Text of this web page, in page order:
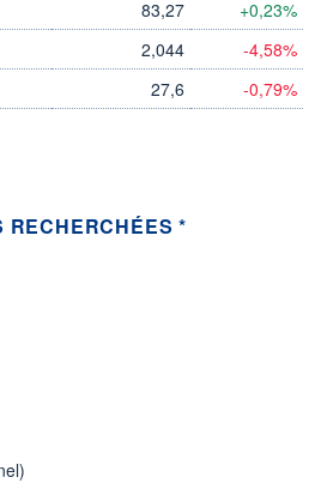
83,27 +0,23%
2,044 -4,58%
27,6 -0,79%
RECHERCHÉES *